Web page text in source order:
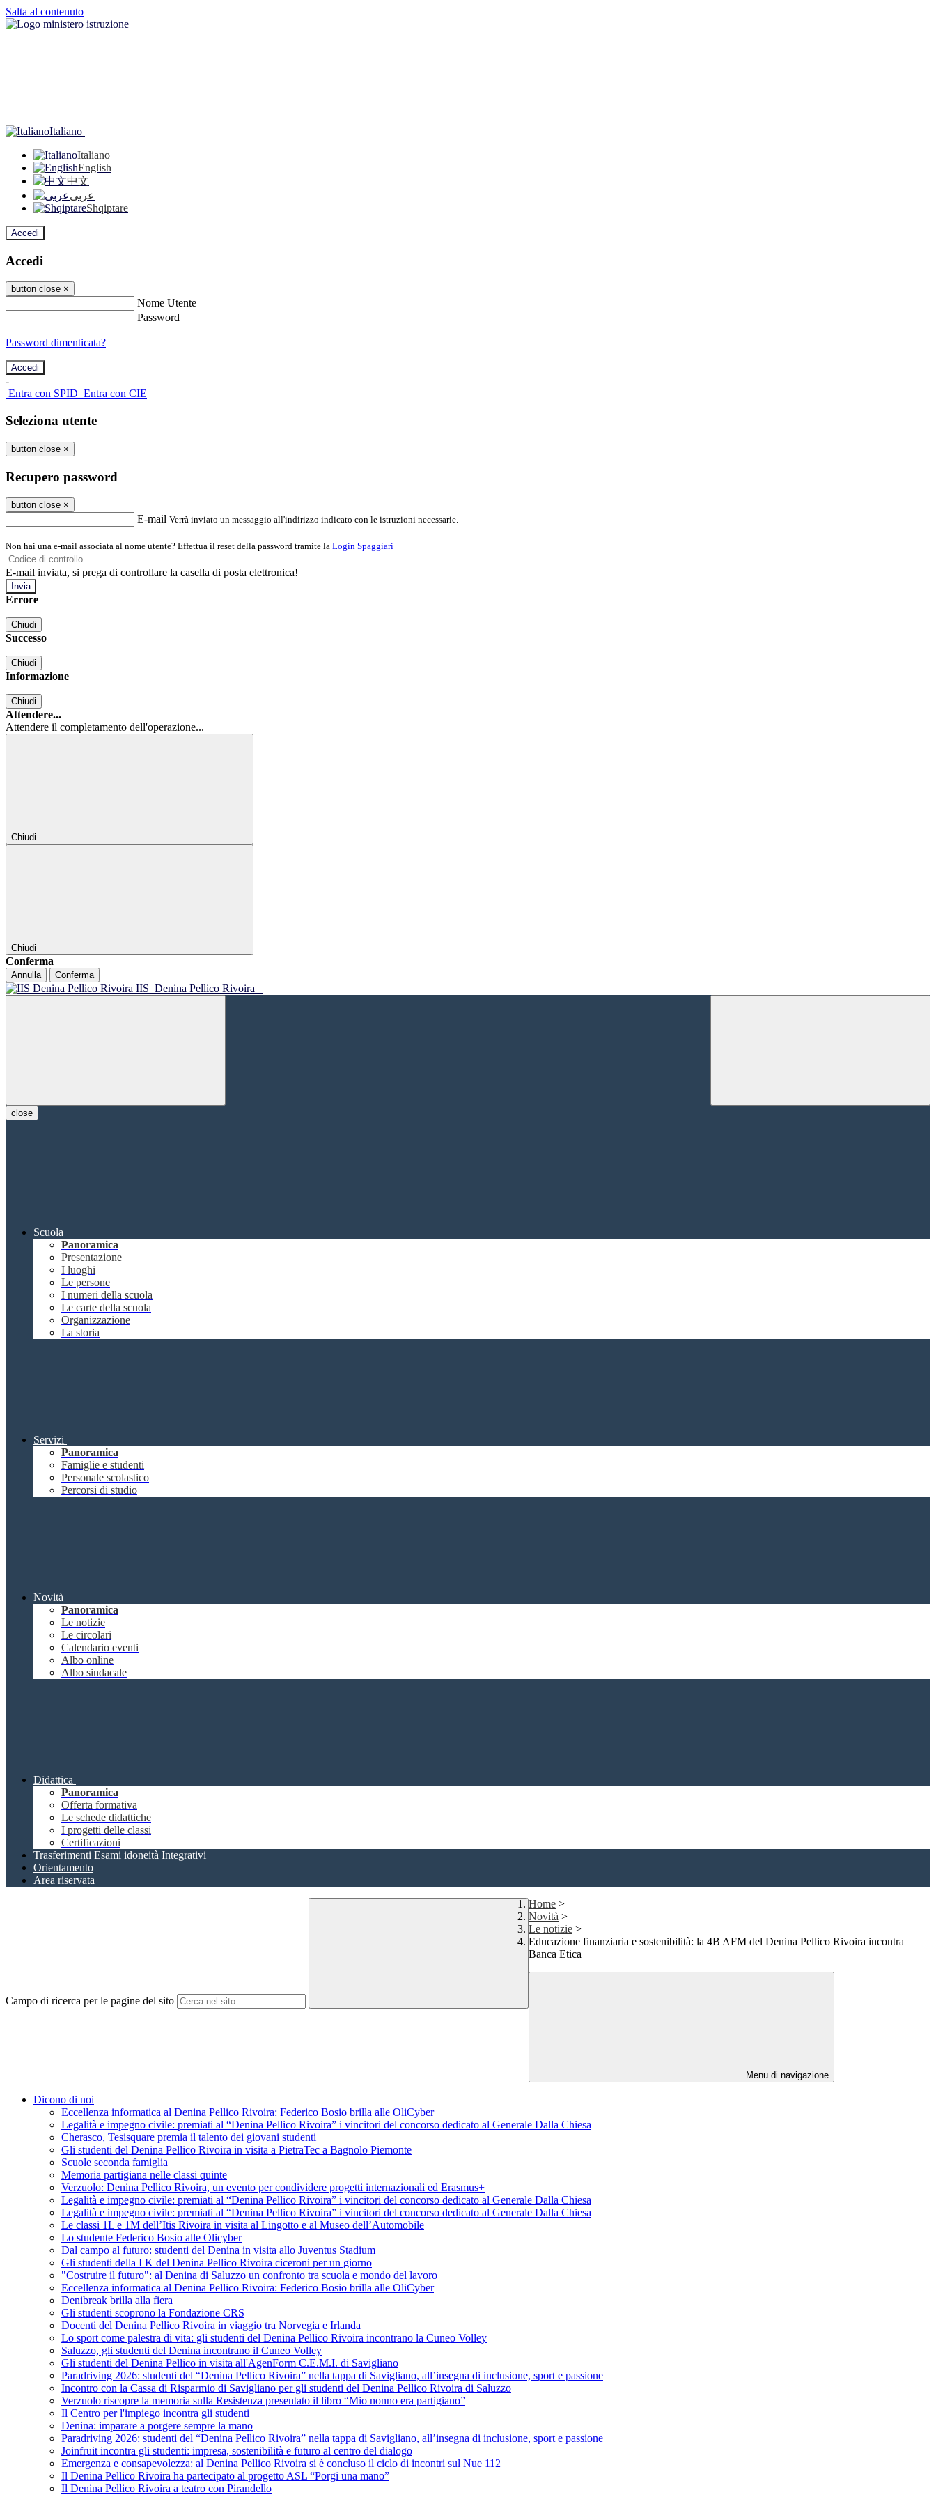
Salta al contenuto
Italiano
Italiano
English
中文
عربى
Shqiptare
Accedi
Accedi
button close ×
Nome Utente
Password
Password dimenticata?
-
Entra con SPID Entra con CIE
Seleziona utente
button close ×
Recupero password
button close ×
E-mail Verrà inviato un messaggio all'indirizzo indicato con le istruzioni necessarie.
Non hai una e-mail associata al nome utente? Effettua il reset della password tramite la Login Spaggiari
E-mail inviata, si prega di controllare la casella di posta elettronica!
Errore
Chiudi
Successo
Chiudi
Informazione
Chiudi
Attendere...
Attendere il completamento dell'operazione...
Chiudi
Chiudi
Conferma
Annulla Conferma
IIS Denina Pellico Rivoira
close
Scuola
Panoramica
Presentazione
I luoghi
Le persone
I numeri della scuola
Le carte della scuola
Organizzazione
La storia
Servizi
Panoramica
Famiglie e studenti
Personale scolastico
Percorsi di studio
Novità
Panoramica
Le notizie
Le circolari
Calendario eventi
Albo online
Albo sindacale
Didattica
Panoramica
Offerta formativa
Le schede didattiche
I progetti delle classi
Certificazioni
Trasferimenti Esami idoneità Integrativi
Orientamento
Area riservata
Campo di ricerca per le pagine del sito
Home >
Novità >
Le notizie >
Educazione finanziaria e sostenibilità: la 4B AFM del Denina Pellico Rivoira incontra
Banca Etica
Menu di navigazione
Dicono di noi
Eccellenza informatica al Denina Pellico Rivoira: Federico Bosio brilla alle OliCyber
Legalità e impegno civile: premiati al “Denina Pellico Rivoira” i vincitori del concorso dedicato al Generale Dalla Chiesa
Cherasco, Tesisquare premia il talento dei giovani studenti
Gli studenti del Denina Pellico Rivoira in visita a PietraTec a Bagnolo Piemonte
Scuole seconda famiglia
Memoria partigiana nelle classi quinte
Verzuolo: Denina Pellico Rivoira, un evento per condividere progetti internazionali ed Erasmus+
Legalità e impegno civile: premiati al “Denina Pellico Rivoira” i vincitori del concorso dedicato al Generale Dalla Chiesa
Legalità e impegno civile: premiati al “Denina Pellico Rivoira” i vincitori del concorso dedicato al Generale Dalla Chiesa
Le classi 1L e 1M dell’Itis Rivoira in visita al Lingotto e al Museo dell’Automobile
Lo studente Federico Bosio alle Olicyber
Dal campo al futuro: studenti del Denina in visita allo Juventus Stadium
Gli studenti della I K del Denina Pellico Rivoira ciceroni per un giorno
"Costruire il futuro": al Denina di Saluzzo un confronto tra scuola e mondo del lavoro
Eccellenza informatica al Denina Pellico Rivoira: Federico Bosio brilla alle OliCyber
Denibreak brilla alla fiera
Gli studenti scoprono la Fondazione CRS
Docenti del Denina Pellico Rivoira in viaggio tra Norvegia e Irlanda
Lo sport come palestra di vita: gli studenti del Denina Pellico Rivoira incontrano la Cuneo Volley
Saluzzo, gli studenti del Denina incontrano il Cuneo Volley
Gli studenti del Denina Pellico in visita all'AgenForm C.E.M.I. di Savigliano
Paradriving 2026: studenti del “Denina Pellico Rivoira” nella tappa di Savigliano, all’insegna di inclusione, sport e passione
Incontro con la Cassa di Risparmio di Savigliano per gli studenti del Denina Pellico Rivoira di Saluzzo
Verzuolo riscopre la memoria sulla Resistenza presentato il libro “Mio nonno era partigiano”
Il Centro per l'impiego incontra gli studenti
Denina: imparare a porgere sempre la mano
Paradriving 2026: studenti del “Denina Pellico Rivoira” nella tappa di Savigliano, all’insegna di inclusione, sport e passione
Joinfruit incontra gli studenti: impresa, sostenibilità e futuro al centro del dialogo
Emergenza e consapevolezza: al Denina Pellico Rivoira si è concluso il ciclo di incontri sul Nue 112
Il Denina Pellico Rivoira ha partecipato al progetto ASL “Porgi una mano”
Il Denina Pellico Rivoira a teatro con Pirandello